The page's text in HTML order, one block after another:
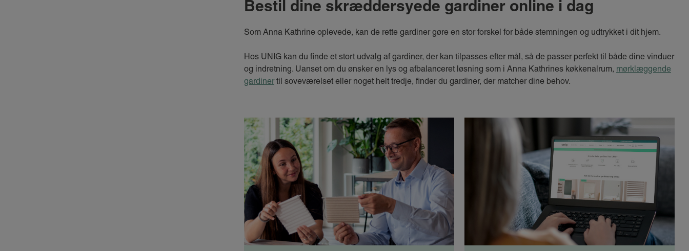
Bestil dine skræddersyede gardiner online i dag
Som Anna Kathrine oplevede, kan de rette gardiner gøre en stor forskel for både stemningen og udtrykket i dit hjem.
Hos UNIG kan du finde et stort udvalg af gardiner, der kan tilpasses efter mål, så de passer perfekt til både dine vinduer
og indretning. Uanset om du ønsker en lys og afbalanceret løsning som i Anna Kathrines køkkenalrum, mørklæggende
gardinertil soveværelset eller noget helt tredje, finder du gardiner, der matcher dine behov.